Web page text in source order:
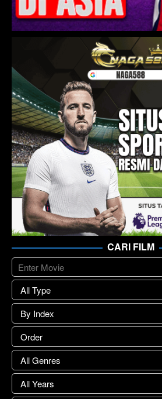
CARI FILM